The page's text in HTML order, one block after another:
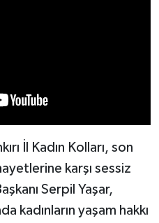
İl Kadın Kolları, son
karşı sessiz
Serpil Yaşar,
kadınların yaşam hakkı